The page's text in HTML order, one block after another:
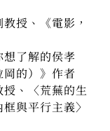
授、《電影，
了解的侯孝
的）》作者
、〈荒蕪的生
與平行主義〉